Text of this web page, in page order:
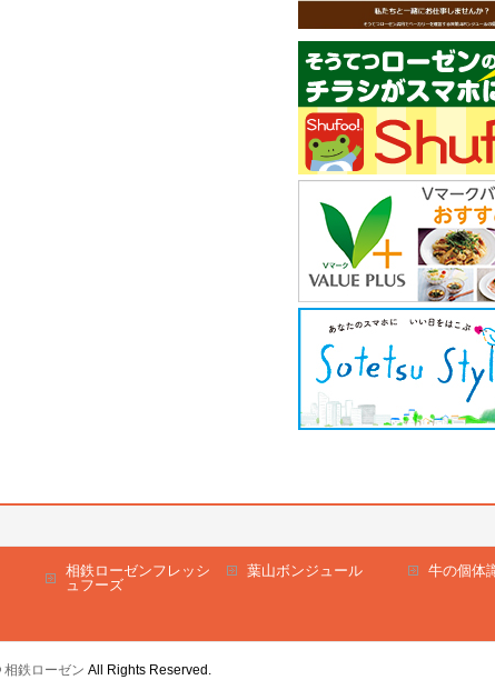
相鉄ローゼンフレッシ
ュフーズ
葉山ボンジュール 牛の個体
相鉄ローゼン All Rights Reserved.